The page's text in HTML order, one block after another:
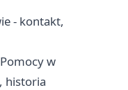
- kontakt,
w
historia